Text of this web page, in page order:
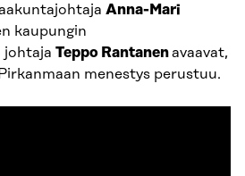
Anna-Mari
kaupungin
johtaja Teppo Rantanenavaavat,
menestys perustuu.